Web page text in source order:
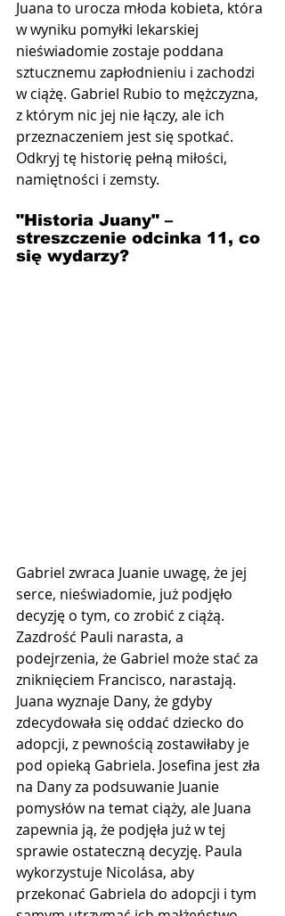
Juana to urocza młoda kobieta, która
w wyniku pomyłki lekarskiej
nieświadomie zostaje poddana
sztucznemu zapłodnieniu i zachodzi
w ciążę. Gabriel Rubio to mężczyzna,
z którym nic jej nie łączy, ale ich
przeznaczeniem jest się spotkać.
Odkryj tę historię pełną miłości,
namiętności i zemsty.
"Historia Juany" –
streszczenie odcinka 11, co
się wydarzy?
Gabriel zwraca Juanie uwagę, że jej
serce, nieświadomie, już podjęło
decyzję o tym, co zrobić z ciążą.
Zazdrość Pauli narasta, a
podejrzenia, że ​​Gabriel może stać za
zniknięciem Francisco, narastają.
Juana wyznaje Dany, że gdyby
zdecydowała się oddać dziecko do
adopcji, z pewnością zostawiłaby je
pod opieką Gabriela. Josefina jest zła
na Dany za podsuwanie Juanie
pomysłów na temat ciąży, ale Juana
zapewnia ją, że podjęła już w tej
sprawie ostateczną decyzję. Paula
wykorzystuje Nicolása, aby
przekonać Gabriela do adopcji i tym